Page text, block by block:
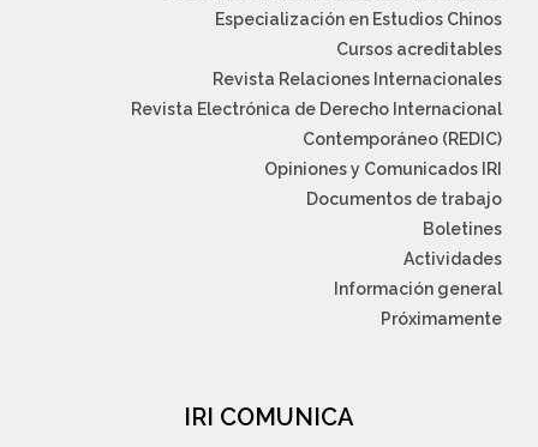
Especialización en Estudios Chinos
Cursos acreditables
Revista Relaciones Internacionales
Revista Electrónica de Derecho Internacional
Contemporáneo (REDIC)
Opiniones y Comunicados IRI
Documentos de trabajo
Boletines
Actividades
Información general
Próximamente
IRI COMUNICA